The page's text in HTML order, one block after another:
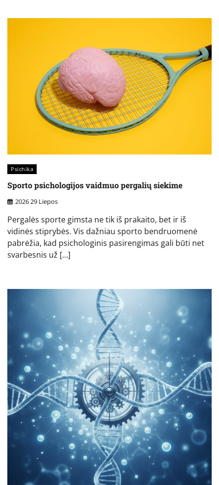
Psichika
Sporto psichologijos vaidmuo pergalių siekime
2026 29 Liepos
Pergalės sporte gimsta ne tik iš prakaito, bet ir iš
vidinės stiprybės. Vis dažniau sporto bendruomenė
pabrėžia, kad psichologinis pasirengimas gali būti net
svarbesnis už […]